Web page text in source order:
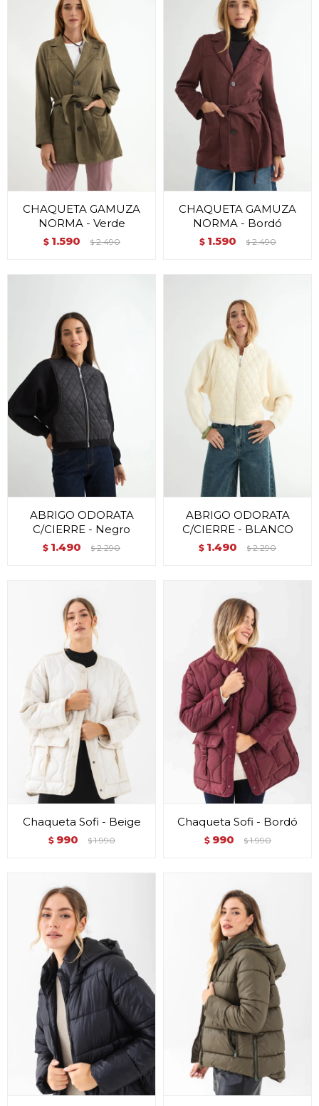
CHAQUETA GAMUZA
NORMA - Verde
$ 1.590 $ 2.490
CHAQUETA GAMUZA
NORMA - Bordó
$ 1.590 $ 2.490
ABRIGO ODORATA
C/CIERRE - Negro
$ 1.490 $ 2.290
ABRIGO ODORATA
C/CIERRE - BLANCO
$ 1.490 $ 2.290
Chaqueta Sofi - Beige
$ 990 $ 1.990
Chaqueta Sofi - Bordó
$ 990 $ 1.990